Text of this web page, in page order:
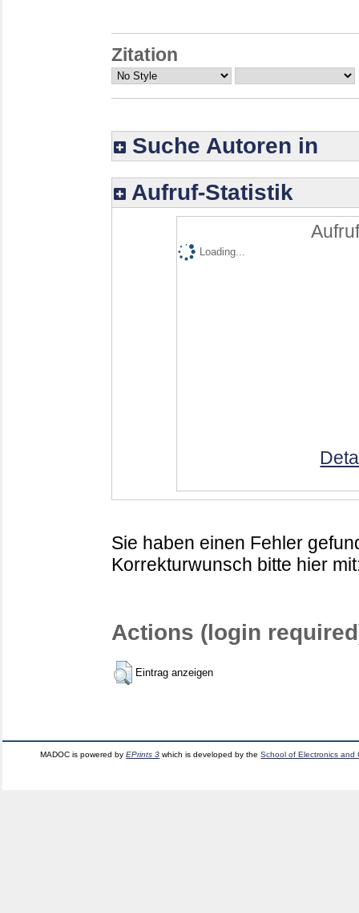
Zitation
Suche Autoren in
Aufruf-Statistik
Loading...
Sie haben einen Fehler
Korrekturwunsch bitte hier
Actions (login
Eintrag anzeigen
MADOC is powered byEPrints 3 which is developed by theSchool of Electronics and